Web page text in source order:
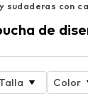
sudaderas con
de
Talla Color